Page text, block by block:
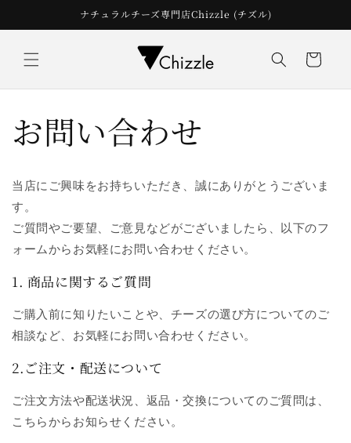
進む
ナチュラルチーズ専門店Chizzle (チズル)
ー
お問い合わせ
当店にご興味をお持ちいただき、誠にありがとうございま
す。
ご質問やご要望、ご意見などがございましたら、以下のフ
ォームからお気軽にお問い合わせください。
1. 商品に関するご質問
ご購入前に知りたいことや、チーズの選び方についてのご
相談など、お気軽にお問い合わせください。
2.ご注文・配送について
ご注文方法や配送状況、返品・交換についてのご質問は、
こちらからお知らせください。